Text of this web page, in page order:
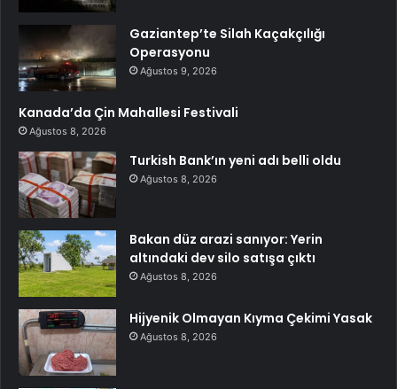
Gaziantep’te Silah Kaçakçılığı
Operasyonu
Ağustos 9, 2026
Kanada’da Çin Mahallesi Festivali
Ağustos 8, 2026
Turkish Bank’ın yeni adı belli oldu
Ağustos 8, 2026
Bakan düz arazi sanıyor: Yerin
altındaki dev silo satışa çıktı
Ağustos 8, 2026
Hijyenik Olmayan Kıyma Çekimi Yasak
Ağustos 8, 2026